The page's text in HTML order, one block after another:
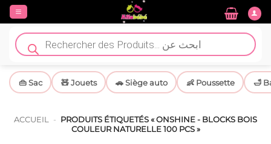
Passer
contenu
Recherche
de
produits
👜 Sac 🧸 Jouets 🚗 Siège auto 👶 Poussette 🛁
ACCUEIL - PRODUITS ÉTIQUETÉS « ONSHINE - BLOCKS BOIS
COULEUR NATURELLE 100 PCS »